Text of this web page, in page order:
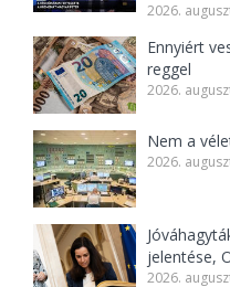
2026.
Ennyiért
reggel
2026.
Nem a
2026.
jelentése,
2026.